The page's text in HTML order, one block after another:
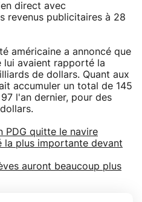
direct avec
revenus publicitaires à 28
américaine a annoncé que
lui avaient rapporté la
de dollars. Quant aux
accumuler un total de 145
l'an dernier, pour des
PDG quitte le navire
la plus importante devant
auront beaucoup plus